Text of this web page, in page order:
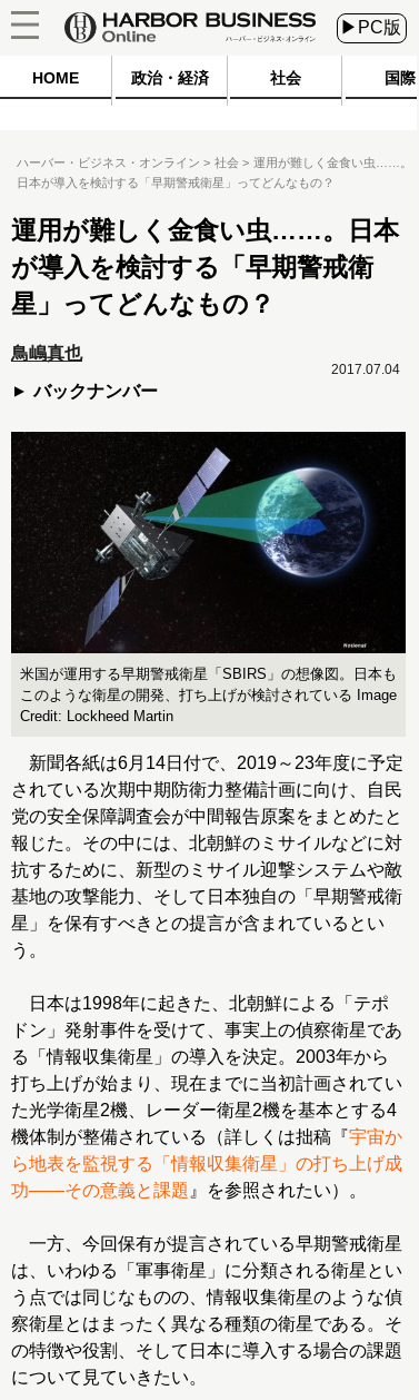
▶PC版
HOME 政治・経済 社会 国際
ハーバー・ビジネス・オンライン 社会
運用が難しく金食い虫……。
日本が導入を検討する「早期警戒衛星」ってどんなもの？
運用が難しく金食い虫……。日本
が導入を検討する「早期警戒衛
星」ってどんなもの？
鳥嶋真也
バックナンバー
2017.07.04
米国が運用する早期警戒衛星「SBIRS」の想像図。日本も
このような衛星の開発、打ち上げが検討されている Image
Credit: Lockheed Martin
新聞各紙は6月14日付で、2019～23年度に予定
されている次期中期防衛力整備計画に向け、自民
党の安全保障調査会が中間報告原案をまとめたと
報じた。その中には、北朝鮮のミサイルなどに対
抗するために、新型のミサイル迎撃システムや敵
基地の攻撃能力、そして日本独自の「早期警戒衛
星」を保有すべきとの提言が含まれているとい
う。
日本は1998年に起きた、北朝鮮による「テポ
ドン」発射事件を受けて、事実上の偵察衛星であ
る「情報収集衛星」の導入を決定。2003年から
打ち上げが始まり、現在までに当初計画されてい
た光学衛星2機、レーダー衛星2機を基本とする4
機体制が整備されている（詳しくは拙稿『宇宙か
ら地表を監視する「情報収集衛星」の打ち上げ成
功――その意義と課題 』を参照されたい）。
一方、今回保有が提言されている早期警戒衛星
は、いわゆる「軍事衛星」に分類される衛星とい
う点では同じなものの、情報収集衛星のような偵
察衛星とはまったく異なる種類の衛星である。そ
の特徴や役割、そして日本に導入する場合の課題
について見ていきたい。